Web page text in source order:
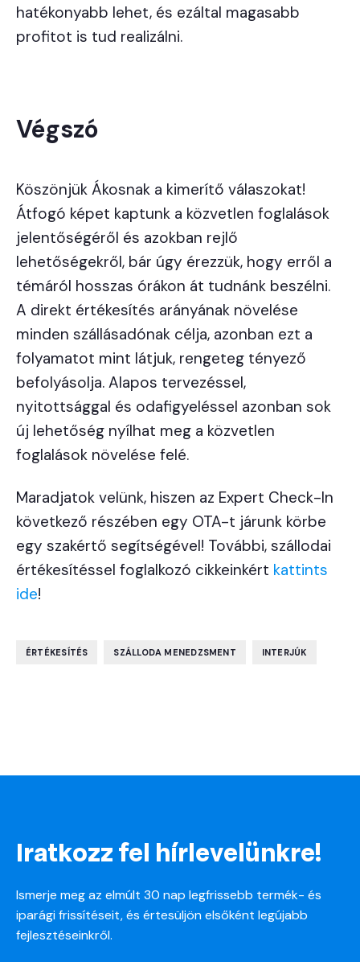
hatékonyabb lehet, és ezáltal magasabb
profitot is tud realizálni.
Végszó
Köszönjük Ákosnak a kimerítő válaszokat!
Átfogó képet kaptunk a közvetlen foglalások
jelentőségéről és azokban rejlő
lehetőségekről, bár úgy érezzük, hogy erről a
témáról hosszas órákon át tudnánk beszélni.
A direkt értékesítés arányának növelése
minden szállásadónak célja, azonban ezt a
folyamatot mint látjuk, rengeteg tényező
befolyásolja. Alapos tervezéssel,
nyitottsággal és odafigyeléssel azonban sok
új lehetőség nyílhat meg a közvetlen
foglalások növelése felé.
Maradjatok velünk, hiszen az Expert Check-In
következő részében egy OTA-t járunk körbe
egy szakértő segítségével! További, szállodai
értékesítéssel foglalkozó cikkeinkért kattints
ide!
ÉRTÉKESÍTÉS SZÁLLODA MENEDZSMENT INTERJÚK
Iratkozz fel hírlevelünkre!
Ismerje meg az elmúlt 30 nap legfrissebb termék- és
iparági frissítéseit, és értesüljön elsőként legújabb
fejlesztéseinkről.